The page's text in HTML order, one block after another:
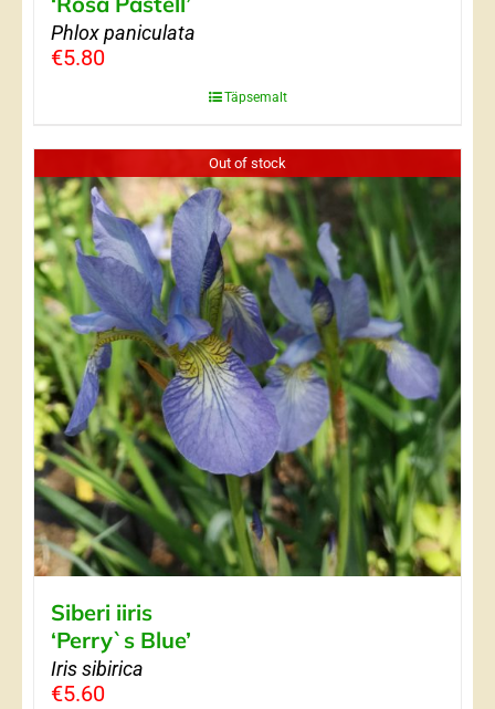
Phlox paniculata
€5.80
Täpsemalt
Out of stock
Siberi iiris
‘Perry`s Blue’
Iris sibirica
€5.60